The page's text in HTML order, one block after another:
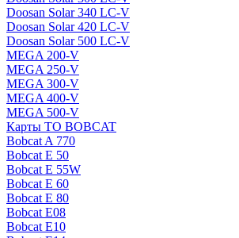
Doosan Solar 340 LC-V
Doosan Solar 420 LC-V
Doosan Solar 500 LC-V
MEGA 200-V
MEGA 250-V
MEGA 300-V
MEGA 400-V
MEGA 500-V
Карты ТО BOBCAT
Bobcat A 770
Bobcat E 50
Bobcat E 55W
Bobcat E 60
Bobcat E 80
Bobcat E08
Bobcat E10